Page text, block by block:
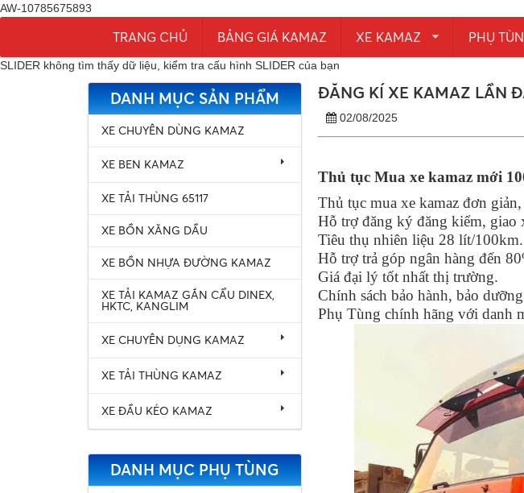
AW-10785675893
TRANG CHỦ BẢNG GIÁ KAMAZ XE KAMAZ PHỤ
SLIDER không tìm thấy dữ liệu, kiểm tra cấu hình SLIDER của bạn
DANH MỤC SẢN PHẨM
XE CHUYÊN DÙNG KAMAZ
XE BEN KAMAZ
XE TẢI THÙNG 65117
XE BỒN XĂNG DẦU
XE BỒN NHỰA ĐƯỜNG KAMAZ
XE TẢI KAMAZ GẮN CẨU DINEX,
HKTC, KANGLIM
XE CHUYÊN DỤNG KAMAZ
XE TẢI THÙNG KAMAZ
XE ĐẦU KÉO KAMAZ
DANH MỤC PHỤ TÙNG
ĐĂNG KÍ XE KAMAZ LẦN
02/08/2025
Thủ tục Mua xe kamaz mới
Thủ tục mua xe kamaz đơn
Hỗ trợ đăng ký đăng kiểm, giao
Tiêu thụ nhiên liệu 28 lít/100km.
Hỗ trợ trả góp ngân hàng đến
Giá đại lý tốt nhất thị trường.
Chính sách bảo hành, bảo
Phụ Tùng chính hãng với danh